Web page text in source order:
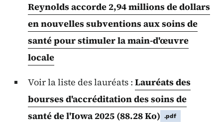
Reynolds accorde 2,94 millions de dollars
en nouvelles subventions aux soins de
santé pour stimuler la main-d'œuvre
locale
Voir la liste des lauréats : Lauréats des
bourses d'accréditation des soins de
santé de l'Iowa 2025 (88.28 Ko) .pdf